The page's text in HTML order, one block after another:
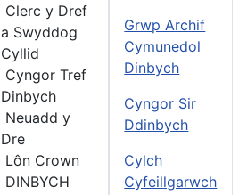
Clerc y Dref
a Swyddog
Cyllid
Cyngor Tref
Dinbych
Neuadd y
Dre
Lôn Crown
DINBYCH
Grwp Archif
Cymunedol
Dinbych
Cyngor Sir
Ddinbych
Cylch
Cyfeillgarwch